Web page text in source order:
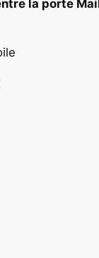
la porte